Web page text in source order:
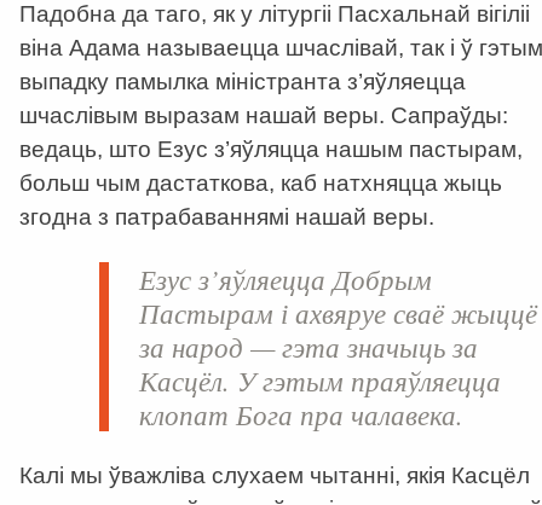
Падобна да таго, як у літургіі Пасхальнай вігіліі
віна Адама называецца шчаслівай, так і ў гэтым
выпадку памылка міністранта з’яўляецца
шчаслівым выразам нашай веры. Сапраўды:
ведаць, што Езус з’яўляцца нашым пастырам,
больш чым дастаткова, каб натхняцца жыць
згодна з патрабаваннямі нашай веры.
Езус з’яўляецца Добрым
Пастырам і ахвяруе сваё жыццё
за народ — гэта значыць за
Касцёл. У гэтым праяўляецца
клопат Бога пра чалавека.
Калі мы ўважліва слухаем чытанні, якія Касцёл